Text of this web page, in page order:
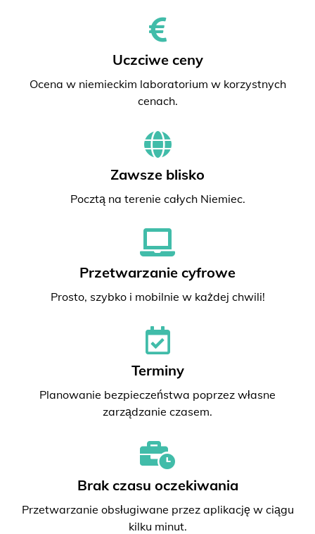
Uczciwe ceny
Ocena w niemieckim laboratorium w korzystnych
cenach.
Zawsze blisko
Pocztą na terenie całych Niemiec.
Przetwarzanie cyfrowe
Prosto, szybko i mobilnie w każdej chwili!
Terminy
Planowanie bezpieczeństwa poprzez własne
zarządzanie czasem.
Brak czasu oczekiwania
Przetwarzanie obsługiwane przez aplikację w ciągu
kilku minut.